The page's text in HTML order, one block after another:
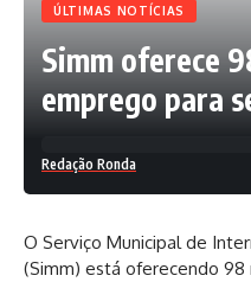
ÚLTIMAS NOTÍCIAS
Simm oferece
emprego para
Redação Ronda
O Serviço Municipal de
(Simm) está oferecendo